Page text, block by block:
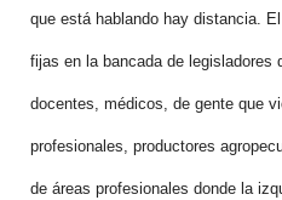
que está hablando hay distancia.
fijas en la bancada de legisladores
docentes, médicos, de gente que
profesionales, productores
de áreas profesionales donde la